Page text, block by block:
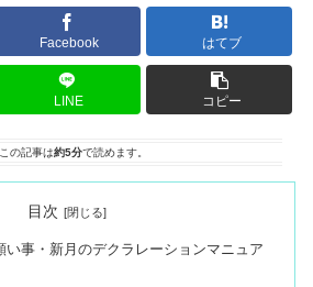
Facebook はてブ
LINE コピー
の記事は約5分で読めます。
目次
い事・新月のデクラレーションマニュア